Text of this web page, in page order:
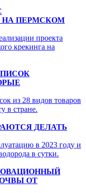
НА ПЕРМСКОМ
проекта
крекинга на
из 28 видов товаров
в стране.
ДЕЛАТЬ
в 2023 году и
в сутки.
ОТ